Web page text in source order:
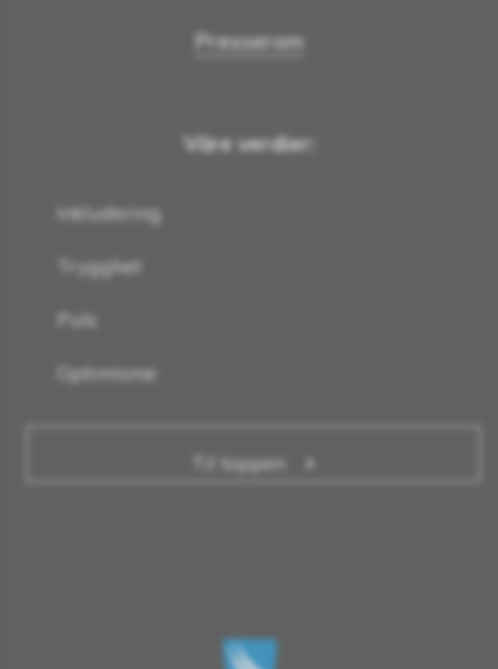
Presserom
Våre verdier:
Inkludering
Trygghet
Puls
Optimisme
Til toppen